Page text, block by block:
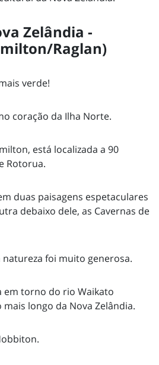
Zelândia -
Raglan)
verde!
coração da Ilha Norte.
está localizada a 90
Rotorua.
duas paisagens espetaculares
debaixo dele, as Cavernas de
natureza foi muito generosa.
em torno do rio Waikato
mais longo da Nova Zelândia.